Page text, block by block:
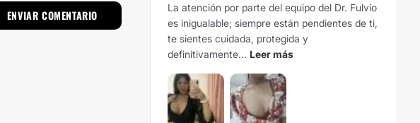
La atención por parte del equipo del Dr. Fulvio
es inigualable; siempre están pendientes de ti,
te sientes cuidada, protegida y
definitivamente... Leer más